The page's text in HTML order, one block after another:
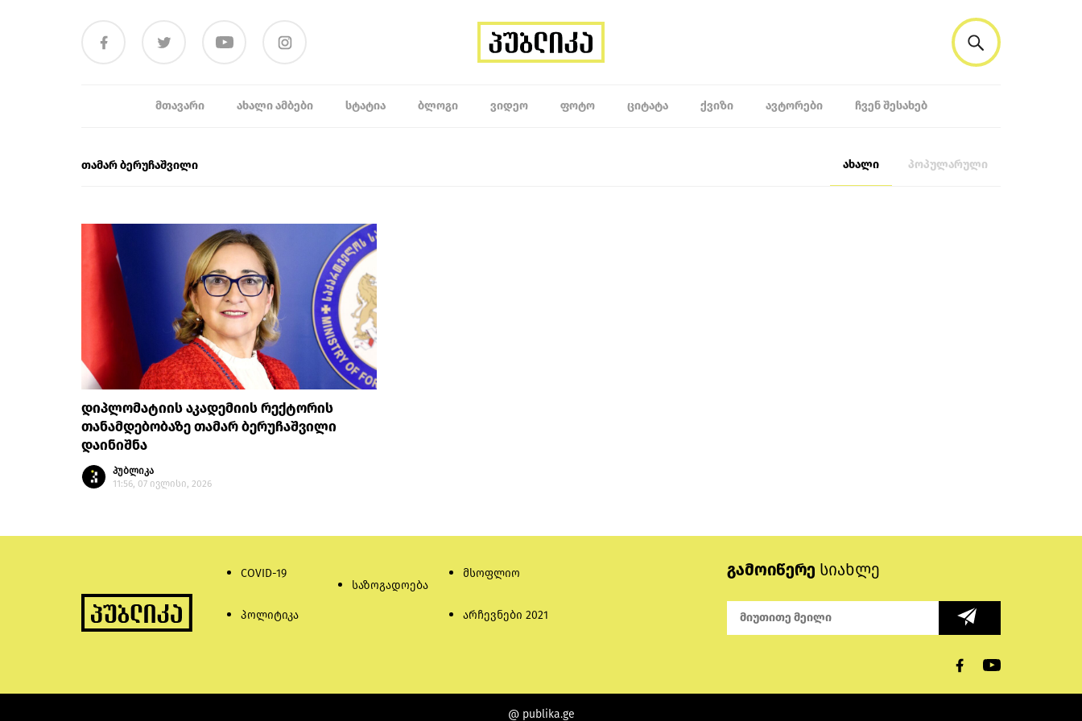
ᲛᲗᲐᲕᲐᲠᲘ ᲐᲮᲐᲚᲘ ᲐᲛᲑᲔᲑᲘ ᲡᲢᲐᲢᲘᲐ ᲑᲚᲝᲒᲘ ᲕᲘᲓᲔᲝ ᲤᲝᲢᲝ ᲪᲘᲢᲐᲢᲐ ᲥᲕᲘᲖᲘ ᲐᲕᲢᲝᲠᲔᲑᲘ ᲩᲕᲔᲜ ᲨᲔᲡᲐᲮᲔᲑ
თამარ ბერუჩაშვილი ახალი პოპულარული
დიპლომატიის აკადემიის რექტორის
თანამდებობაზე თამარ ბერუჩაშვილი
დაინიშნა
პუბლიკა
11:56, 07 ივლისი, 2026
COVID-19
პოლიტიკა
საზოგადოება
მსოფლიო
არჩევნები 2021
გამოიწერე სიახლე
@ publika.ge